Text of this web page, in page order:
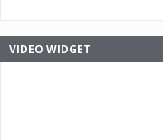
VIDEO WIDGET